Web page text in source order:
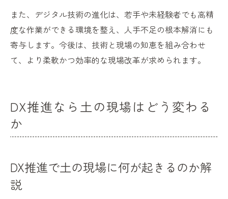
また、デジタル技術の進化は、若手や未経験者でも高精
度な作業ができる環境を整え、人手不足の根本解消にも
寄与します。今後は、技術と現場の知恵を組み合わせ
て、より柔軟かつ効率的な現場改革が求められます。
DX推進なら土の現場はどう変わる
か
DX推進で土の現場に何が起きるのか解
説